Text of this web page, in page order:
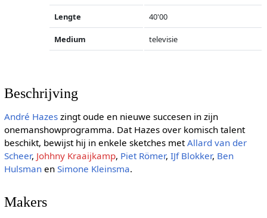
Lengte 40'00
Medium televisie
Beschrijving
André Hazeszingt oude en nieuwe succesen in zijn
onemanshowprogramma. Dat Hazes over komisch talent
beschikt, bewijst hij in enkele sketches metAllard van der
Scheer, Johhny Kraaijkamp, Piet Römer, IJf Blokker, Ben
Hulsmanen Simone Kleinsma.
Makers